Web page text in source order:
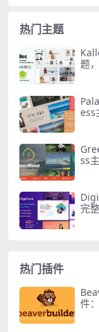
热门主题
题
ess
ss
完
热门插件
件